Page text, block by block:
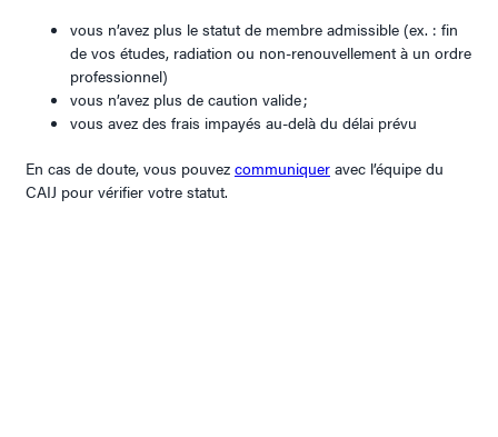
vous n’avez plus le statut de membre admissible (ex. : fin
de vos études, radiation ou non-renouvellement à un ordre
professionnel)
vous n’avez plus de caution valide ;
vous avez des frais impayés au-delà du délai prévu
En cas de doute, vous pouvez communiquer avec l’équipe du
CAIJ pour vérifier votre statut.